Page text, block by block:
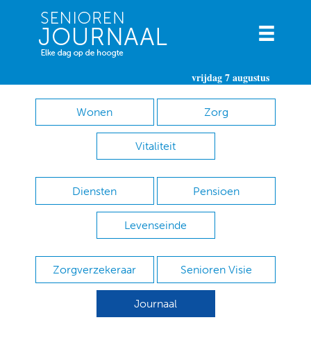
vrijdag 7 augustus
Wonen Zorg
Vitaliteit
Diensten Pensioen
Levenseinde
Zorgverzekeraar Senioren Visie
Journaal